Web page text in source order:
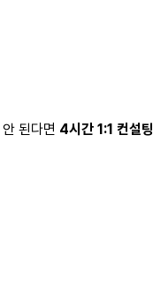
된다면 4시간 1:1 컨설팅